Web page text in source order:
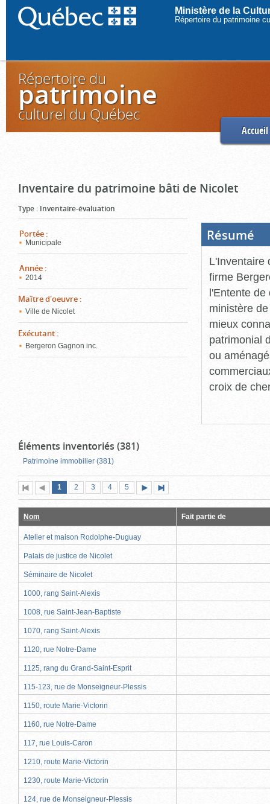
Ministère de la
Répertoire du patrimoine
Répertoire du
patrimoine
culturel du Québec
Accueil
Inventaire du patrimoine bâti de Nicolet
Type : Inventaire-évaluation
Portée :
Municipale
Année :
2014
Maître d'oeuvre :
Ville de Nicolet
Exécutant :
Bergeron Gagnon inc.
Résumé
L'Inventaire
firme
l'Entente de
ministère
mieux
patrimonial
ou
croix de
Éléments inventoriés (381)
Patrimoine immobilier (381)
Première
page
Page
précédente
Page
1 (page
actuelle)
Page
2 Page
3 Page
4 Page
5
suivante
page
Nom Fait partie de
Atelier et maison Rodolphe-Duguay
Palais de justice de Nicolet
Séminaire de Nicolet
1000, rang Saint-Alexis
1008, rue Saint-Jean-Baptiste
1070, rang Saint-Alexis
1120, rue Notre-Dame
1125, rang du Grand-Saint-Esprit
115-123, rue de Monseigneur-Plessis
1150, route Marie-Victorin
1160, rue Notre-Dame
117, rue Louis-Caron
1210, route Marie-Victorin
1230, route Marie-Victorin
124, rue de Monseigneur-Plessis